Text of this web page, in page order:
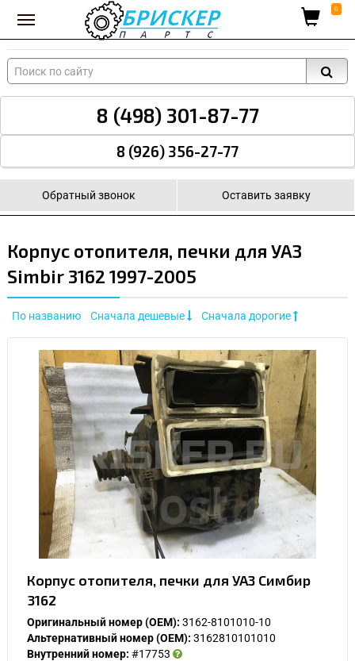
Вход для поставщиков 0
8 (498) 301-87-77
8 (926) 356-27-77
Обратный звонок Оставить заявку
Корпус отопителя, печки для УАЗ
Simbir 3162 1997-2005
По названию Сначала дешевые Сначала дорогие
Корпус отопителя, печки для УАЗ Симбир
3162
Оригинальный номер (OEM): 3162-8101010-10
Альтернативный номер (OEM): 3162810101010
Внутренний номер: #17753